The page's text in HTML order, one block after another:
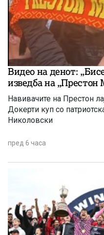
Видео на денот:
изведба на „Престон
Навивачите на Престон
Докерти куп со
Николовски
пред 6 часа